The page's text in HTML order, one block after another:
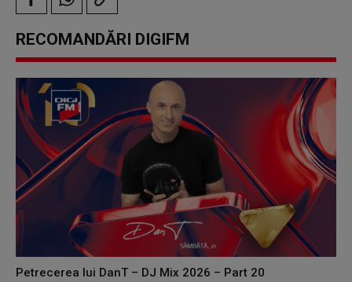
RECOMANDĂRI DIGIFM
Petrecerea lui DanT – DJ Mix 2026 – Part 20